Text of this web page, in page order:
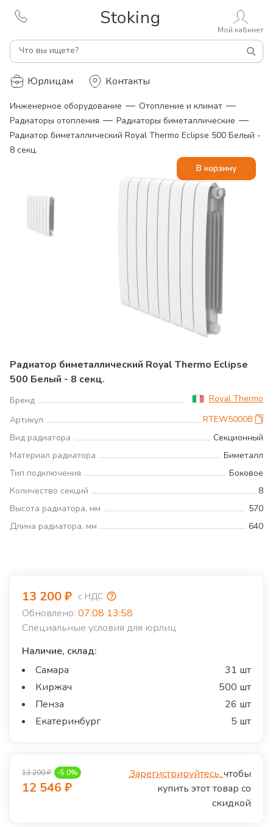
Stoking
Что вы ищете?
Мой кабинет
Юрлицам Контакты
Инженерное оборудование — Отопление и климат —
Радиаторы отопления — Радиаторы биметаллические —
Радиатор биметаллический Royal Thermo Eclipse 500 Белый -
8 секц.
Радиатор биметаллический Royal Thermo Eclipse
500 Белый - 8 секц.
Бренд
Royal Thermo
Артикул
RTEW50008
Вид радиатора
Секционный
Материал радиатора
Биметалл
Тип подключения
Боковое
Количество секций
8
Высота радиатора, мм
570
Длина радиатора, мм
640
13 200₽ с НДС
Обновлено: 07.08 13:58
Специальные условия для юрлиц
Наличие, склад:
Самара
31 шт
Киржач
500 шт
Пенза
26 шт
Екатеринбург
5 шт
В корзину
13 200₽ -5.0%
12 546 ₽
Зарегистрируйтесь,чтобы
купить этот товар со
скидкой